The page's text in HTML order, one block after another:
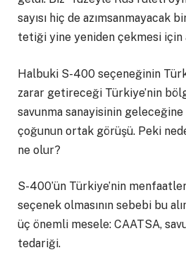
sayısı hiç de azımsanmayacak
tetiği yine yeniden çekmesi için
Halbuki S-400 seçeneğinin
zarar getireceği Türkiye’nin
savunma sanayisinin
çoğunun ortak görüşü. Peki
ne olur?
S-400’ün Türkiye’nin
seçenek olmasının sebebi bu
üç önemli mesele: CAATSA,
tedariği.